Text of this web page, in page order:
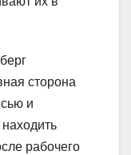
сторона
и
рабочего